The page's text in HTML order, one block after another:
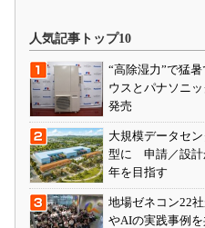
人気記事トップ10
“高除湿力”で猛
ウスとパナソニ
発売
大規模データセ
型に 申請／設計
年を目指す
地場ゼネコン22
やAIの実践事例